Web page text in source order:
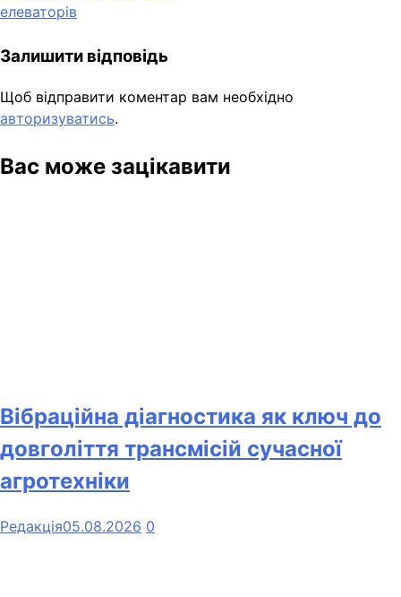
елеваторів
Залишити відповідь
Щоб відправити коментар вам необхідно
авторизуватись.
Вас може зацікавити
Вібраційна діагностика як ключ до
довголіття трансмісій сучасної
агротехніки
Редакція05.08.2026 0